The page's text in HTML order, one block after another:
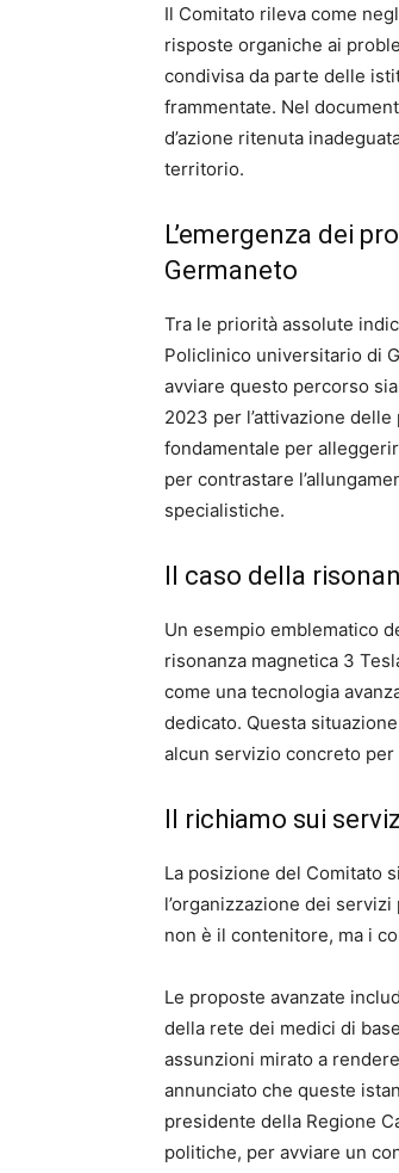
Il Comitato rileva come
risposte organiche ai
condivisa da parte delle
frammentate. Nel
d’azione ritenuta
territorio.
L’emergenza dei
Germaneto
Tra le priorità assolute
Policlinico universitario di
avviare questo percorso
2023 per l’attivazione
fondamentale per
per contrastare
specialistiche.
Il caso della
Un esempio emblematico
risonanza magnetica 3
come una tecnologia
dedicato. Questa
alcun servizio concreto per
Il richiamo sui
La posizione del Comitato
l’organizzazione dei
non è il contenitore, ma i
Le proposte avanzate
della rete dei medici di
assunzioni mirato a
annunciato che queste
presidente della Regione
politiche, per avviare un